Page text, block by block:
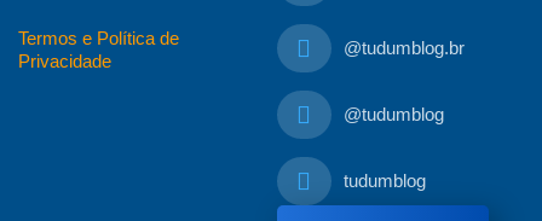
Termos e Política de
Privacidade
@tudumblog.br
@tudumblog
tudumblog